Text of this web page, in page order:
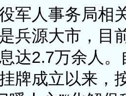
人事务局相
兵源大市，目
达2.7万余人。
牌成立以来，